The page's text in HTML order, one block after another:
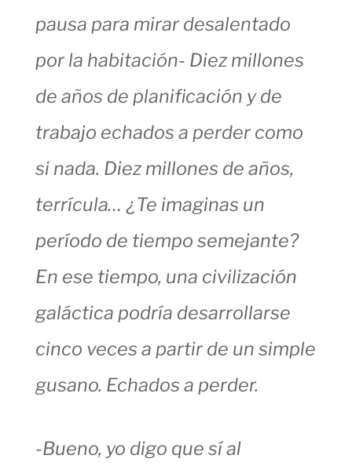
pausa para mirar desalentado
por la habitación- Diez millones
de años de planificación y de
trabajo echados a perder como
si nada. Diez millones de años,
terrícula… ¿Te imaginas un
período de tiempo semejante?
En ese tiempo, una civilización
galáctica podría desarrollarse
cinco veces a partir de un simple
gusano. Echados a perder.
-Bueno, yo digo que sí al